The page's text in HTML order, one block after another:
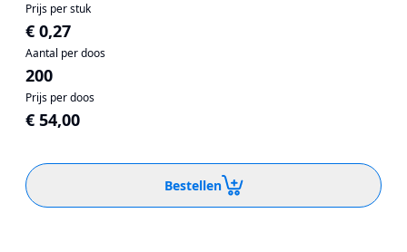
Prijs per stuk
€ 0,27
Aantal per doos
200
Prijs per doos
€ 54,00
Bestellen